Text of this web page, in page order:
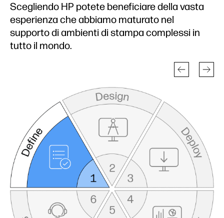
Scegliendo HP potete beneficiare della vasta
esperienza che abbiamo maturato nel
supporto di ambienti di stampa complessi in
tutto il mondo.